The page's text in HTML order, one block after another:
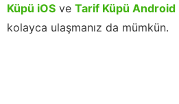
Küpü iOS ve Tarif Küpü Android
kolayca ulaşmanız da mümkün.